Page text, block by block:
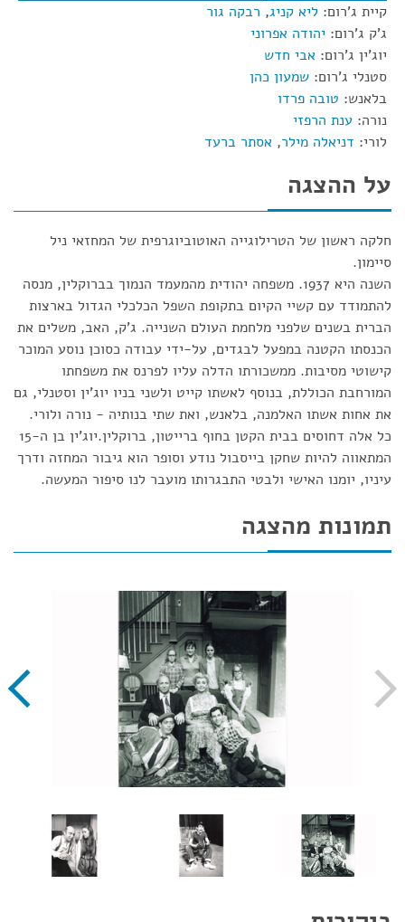
קיית ג'רום: ליא קניג, רבקה גור
ג'ק ג'רום: יהודה אפרוני
יוג'ין ג'רום: אבי חדש
סטנלי ג'רום: שמעון כהן
בלאנש: טובה פרדו
נורה: ענת הרפזי
לורי: דניאלה מילר, אסתר ברעד
על ההצגה
חלקה ראשון של הטרילוגייה האוטוביוגרפית של המחזאי ניל
סיימון.
השנה היא 1937. משפחה יהודית מהמעמד הנמוך בברוקלין, מנסה
להתמודד עם קשיי הקיום בתקופת השפל הכלכלי הגדול בארצות
הברית בשנים שלפני מלחמת העולם השנייה. ג'ק, האב, משלים את
הכנסתו הקטנה במפעל לבגדים, על-ידי עבודה כסוכן נוסע המוכר
קישוטי מסיבות. ממשכורתו הדלה עליו לפרנס את משפחתו
המורחבת הכוללת, בנוסף לאשתו קייט ולשני בניו יוג'ין וסטנלי, גם
את אחות אשתו האלמנה, בלאנש, ואת שתי בנותיה - נורה ולורי.
כל אלה דחוסים בבית הקטן בחוף ברייטון, ברוקלין.יוג'ין בן ה-15
המתאווה להיות שחקן בייסבול נודע וסופר הוא גיבור המחזה ודרך
עיניו, יומנו האישי ולבטי התבגרותו מועבר לנו סיפור המעשה.
תמונות מהצגה